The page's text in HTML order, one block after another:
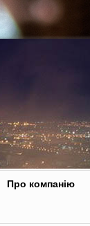
Про компанію